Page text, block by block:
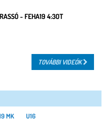
- FEHA19 4:3OT
TOVÁBBI VIDEÓK
MK U16